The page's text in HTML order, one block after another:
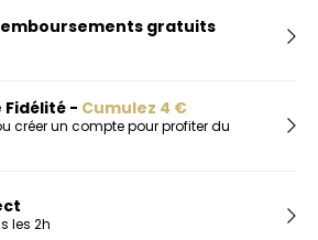
gratuits
- Cumulez 4 €
créer un compte pour profiter du
les 2h